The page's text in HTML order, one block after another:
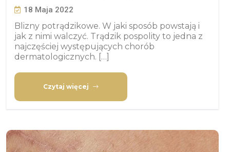
18 Maja 2022
Blizny potrądzikowe. W jaki sposób powstają i
jak z nimi walczyć. Trądzik pospolity to jedna z
najczęściej występujących chorób
dermatologicznych. […]
Czytaj więcej